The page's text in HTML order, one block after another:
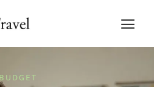
BUDGET